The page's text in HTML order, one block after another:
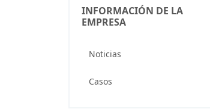
INFORMACIÓN DE LA
EMPRESA
Noticias
Casos